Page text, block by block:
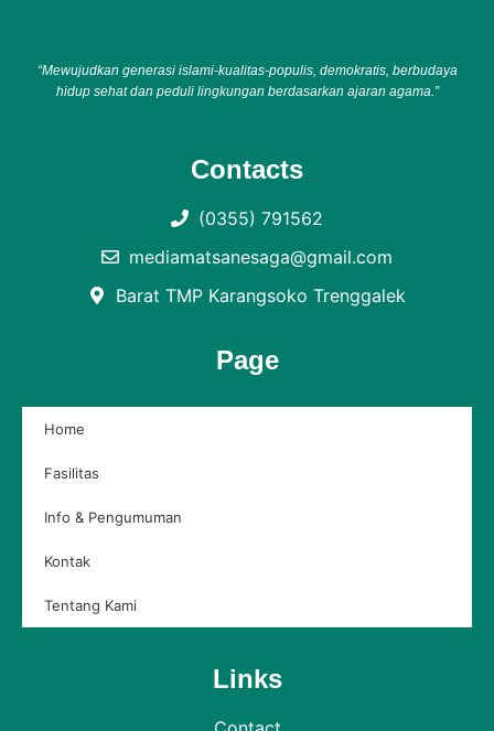
“Mewujudkan generasi islami-kualitas-populis, demokratis, berbudaya
hidup sehat dan peduli lingkungan berdasarkan ajaran agama.”
Contacts
(0355) 791562
mediamatsanesaga@gmail.com
Barat TMP Karangsoko Trenggalek
Page
Home
Fasilitas
Info & Pengumuman
Kontak
Tentang Kami
Links